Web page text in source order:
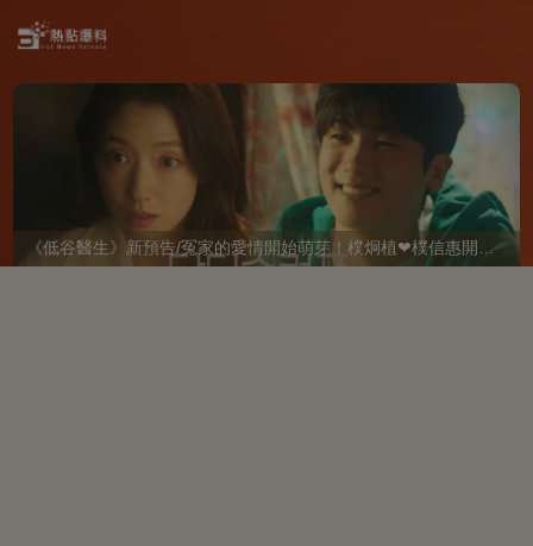
《低谷醫生》新預告/冤家的愛情開始萌芽！樸炯植❤樸信惠開啓「同居生活」互相共鳴、安慰~